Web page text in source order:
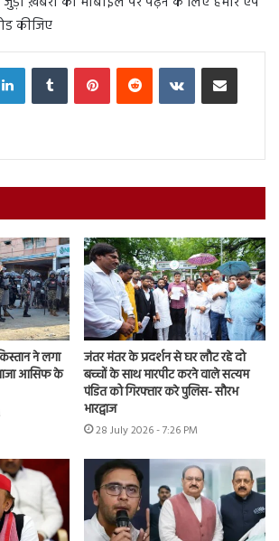
कीजिए
LinkedInTumblr PinterestReddit VKontakteShare via Email
ने लगा
आसिफ के
जंतर मंतर के प्रदर्शन से घर लौट रहे दो
बच्चों के साथ मारपीट करने वाले सत्यम
पंडित को गिरफ्तार करे पुलिस- सौरभ
भारद्वाज
28 July 2026 - 7:26 PM